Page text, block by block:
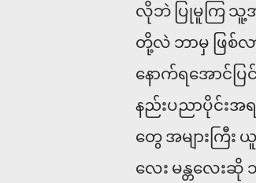
လိုဘဲ ပြုမူကြ သူ့အ
တို့လဲ ဘာမှ ဖြစ်လ
နောက်ရအောင်ပ
နည်းပညာပိုင်းအ
တွေ အများကြီ
လေး မန္တလေးဆို